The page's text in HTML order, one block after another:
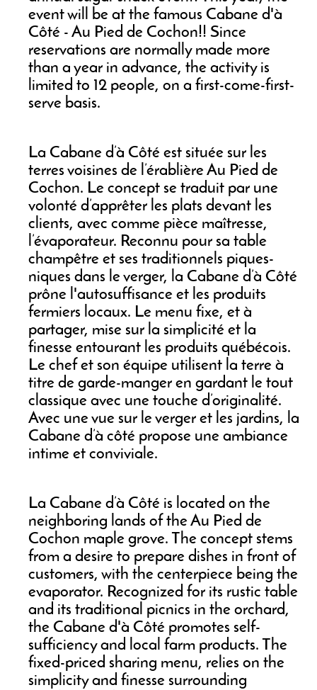
event will be at the famous Cabane d'à
Côté - Au Pied de Cochon!! Since
reservations are normally made more
than a year in advance, the activity is
limited to 12 people, on a first-come-first-
serve basis.
La Cabane d’à Côté est située sur les
terres voisines de l’érablière Au Pied de
Cochon. Le concept se traduit par une
volonté d’apprêter les plats devant les
clients, avec comme pièce maîtresse,
l’évaporateur. Reconnu pour sa table
champêtre et ses traditionnels piques-
niques dans le verger, la Cabane d’à Côté
prône l'autosuffisance et les produits
fermiers locaux. Le menu fixe, et à
partager, mise sur la simplicité et la
finesse entourant les produits québécois.
Le chef et son équipe utilisent la terre à
titre de garde-manger en gardant le tout
classique avec une touche d’originalité.
Avec une vue sur le verger et les jardins, la
Cabane d’à côté propose une ambiance
intime et conviviale.
La Cabane d’à Côté is located on the
neighboring lands of the Au Pied de
Cochon maple grove. The concept stems
from a desire to prepare dishes in front of
customers, with the centerpiece being the
evaporator. Recognized for its rustic table
and its traditional picnics in the orchard,
the Cabane d'à Côté promotes self-
sufficiency and local farm products. The
fixed-priced sharing menu, relies on the
simplicity and finesse surrounding